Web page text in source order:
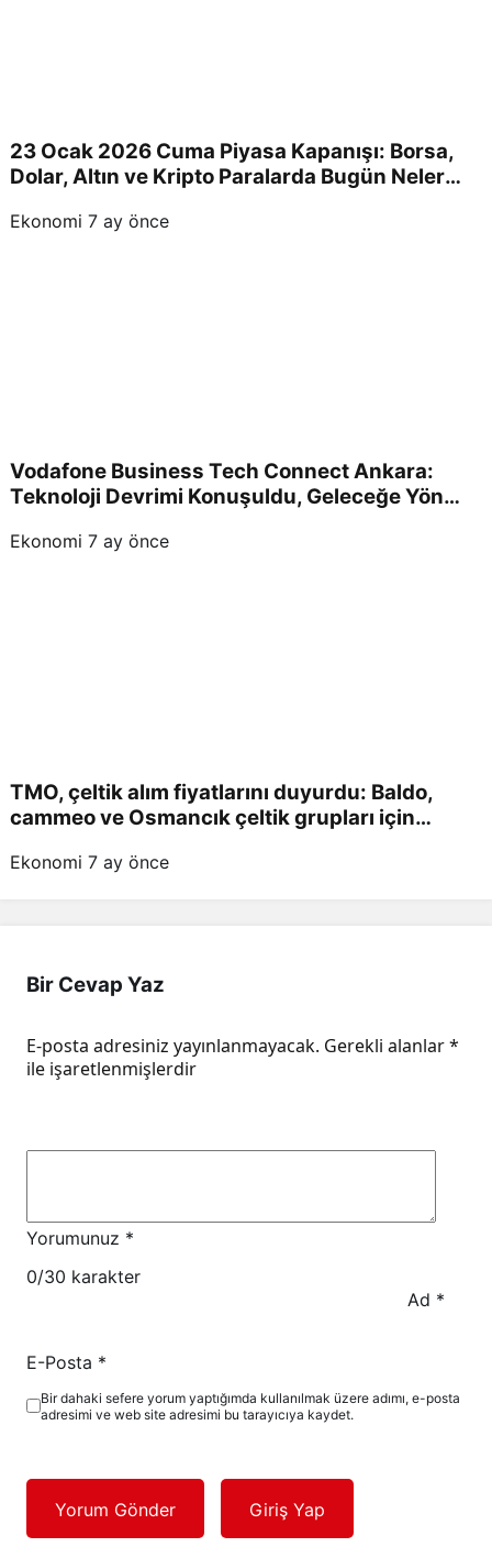
23 Ocak 2026 Cuma Piyasa Kapanışı: Borsa,
Dolar, Altın ve Kripto Paralarda Bugün Neler
Ekonomi 7 ay önce
Vodafone Business Tech Connect Ankara:
Teknoloji Devrimi Konuşuldu, Geleceğe Yön
Ekonomi 7 ay önce
TMO, çeltik alım fiyatlarını duyurdu: Baldo,
cammeo ve Osmancık çeltik grupları için
Ekonomi 7 ay önce
Bir Cevap Yaz
E-posta adresiniz yayınlanmayacak. Gerekli alanlar*
ile işaretlenmişlerdir
Yorumunuz *
0/30 karakter
Ad *
E-Posta *
Bir dahaki sefere yorum yaptığımda kullanılmak üzere adımı, e-posta
adresimi ve web site adresimi bu tarayıcıya kaydet.
Yorum Gönder Giriş Yap